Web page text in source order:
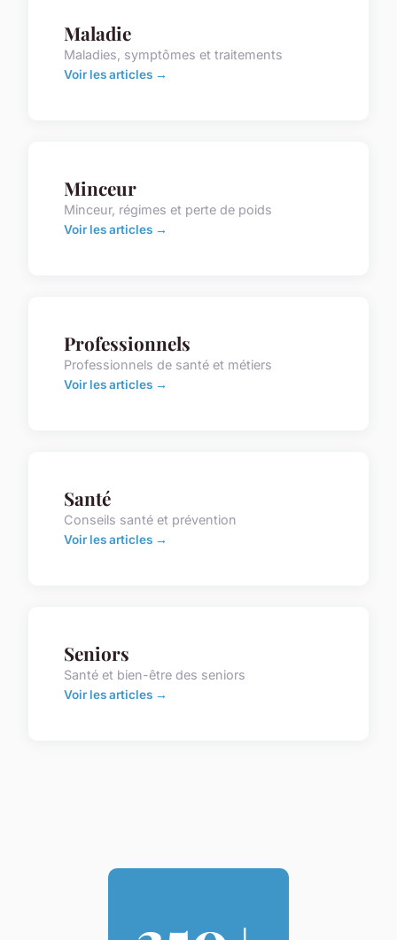
Maladie
Maladies, symptômes et traitements
Voir les articles →
Minceur
Minceur, régimes et perte de poids
Voir les articles →
Professionnels
Professionnels de santé et métiers
Voir les articles →
Santé
Conseils santé et prévention
Voir les articles →
Seniors
Santé et bien-être des seniors
Voir les articles →